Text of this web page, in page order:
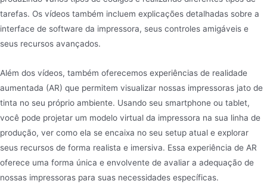
tarefas. Os vídeos também incluem explicações detalhadas sobre a
interface de software da impressora, seus controles amigáveis e
seus recursos avançados.
Além dos vídeos, também oferecemos experiências de realidade
aumentada (AR) que permitem visualizar nossas impressoras jato de
tinta no seu próprio ambiente. Usando seu smartphone ou tablet,
você pode projetar um modelo virtual da impressora na sua linha de
produção, ver como ela se encaixa no seu setup atual e explorar
seus recursos de forma realista e imersiva. Essa experiência de AR
oferece uma forma única e envolvente de avaliar a adequação de
nossas impressoras para suas necessidades específicas.